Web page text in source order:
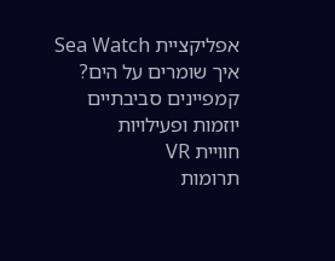
אפליקציית Sea Watch
איך שומרים על הים?
קמפיינים סביבתיים
יוזמות ופעילויות
חוויית VR
תרומות